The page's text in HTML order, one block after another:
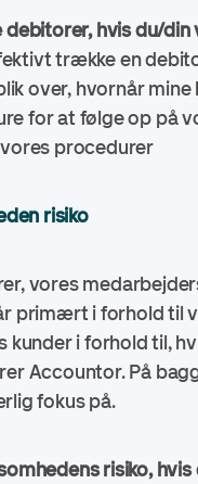
debitorer, hvis du/
trække en
over, hvornår
for at følge op på
procedurer
risiko
vores
primært i forhold til
i forhold til,
Accountor. På
fokus på.
risiko,